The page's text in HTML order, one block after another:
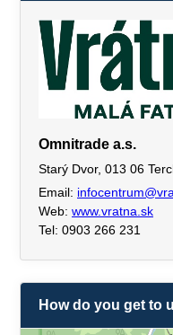
Omnitrade a.s.
Starý Dvor, 013 06
Email:
Web: www.vratna.sk
Tel: 0903 266 231
How do you get to